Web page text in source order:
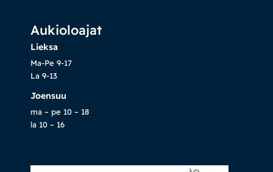
Aukioloajat
Lieksa
Ma-Pe 9-17
La 9-13
Joensuu
ma – pe 10 – 18
la 10 – 16